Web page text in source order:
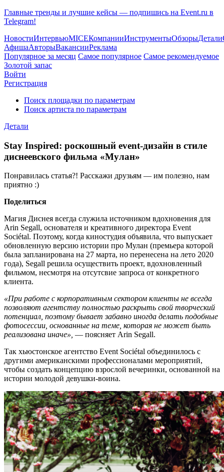
Главные тренды и лучшие кейсы — подпишись на Event.ru в
Telegram!
НовостиИнтервьюMICEКомпанииИнструментыОбзорыДетали
АфишаАвторыВакансииРеклама
Популярное за месяц Самое популярное Самое рекомендуемое
Золотой запас
Войти
Регистрация
Поиск площадки по параметрам
Поиск артиста по параметрам
Детали
Stay Inspired: роскошный event-дизайн в стиле
диснеевского фильма «Мулан»
Понравилась статья?! Расскажи друзьям — им полезно, нам
приятно :)
Поделиться
Магия Диснея всегда служила источником вдохновения для
Arin Segall, основателя и креативного директора Event
Sociétal. Поэтому, когда киностудия объявила, что выпускает
обновленную версию истории про Мулан (премьера которой
была запланирована на 27 марта, но перенесена на лето 2020
года), Segall решила осуществить проект, вдохновленный
фильмом, несмотря на отсутсвие запроса от конкретного
клиента.
«При работе с корпоративным сектором клиенты не всегда
позволяют агентству полностью раскрыть свой творческий
потенциал, поэтому бывает забавно иногда делать подобные
фотосессии, основанные на теме, которая не может быть
реализована иначе», — поясняет Arin Segall.
Так хьюстонское агентство Event Sociétal объединилось с
другими американскими профессионалами мероприятий,
чтобы создать концепцию взрослой вечеринки, основанной на
истории молодой девушки-воина.